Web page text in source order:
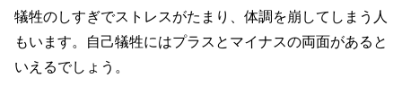
犠牲のしすぎでストレスがたまり、体調を崩してしまう人
もいます。自己犠牲にはプラスとマイナスの両面があると
いえるでしょう。